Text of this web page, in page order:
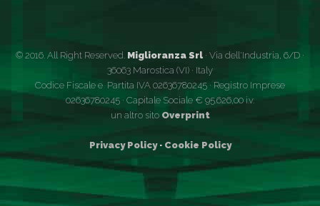
© 2016. All Right Reserved. Miglioranza Srl · Via dell'Industria, 6/D ·
36063 Marostica (VI) · Italy
Codice Fiscale e Partita IVA 02636780245 · Registro Imprese
02636780245 · Capitale Sociale € 95.626,00 i.v.
un altro sito Overprint
Privacy Policy · Cookie Policy